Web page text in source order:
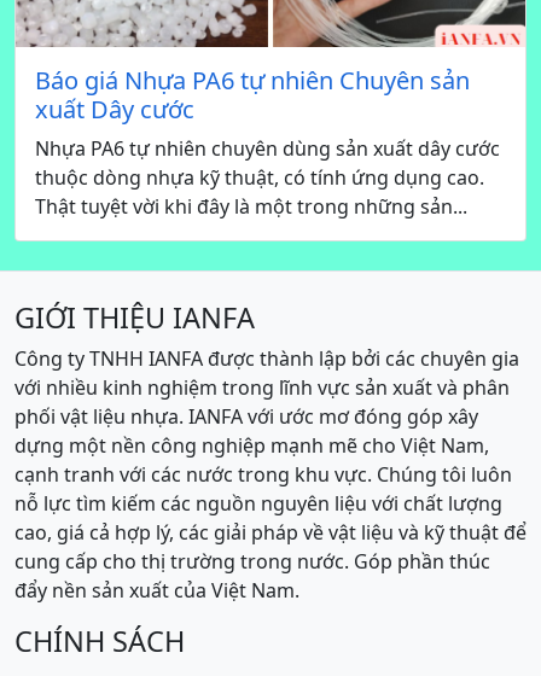
Báo giá Nhựa PA6 tự nhiên Chuyên sản
xuất Dây cước
Nhựa PA6 tự nhiên chuyên dùng sản xuất dây cước
thuộc dòng nhựa kỹ thuật, có tính ứng dụng cao.
Thật tuyệt vời khi đây là một trong những sản...
GIỚI THIỆU IANFA
Công ty TNHH IANFA được thành lập bởi các chuyên gia
với nhiều kinh nghiệm trong lĩnh vực sản xuất và phân
phối vật liệu nhựa. IANFA với ước mơ đóng góp xây
dựng một nền công nghiệp mạnh mẽ cho Việt Nam,
cạnh tranh với các nước trong khu vực. Chúng tôi luôn
nỗ lực tìm kiếm các nguồn nguyên liệu với chất lượng
cao, giá cả hợp lý, các giải pháp về vật liệu và kỹ thuật để
cung cấp cho thị trường trong nước. Góp phần thúc
đẩy nền sản xuất của Việt Nam.
CHÍNH SÁCH